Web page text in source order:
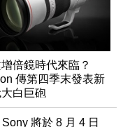
倍鏡時代來臨？
傳第四季末發表新
白巨砲
將於 8 月 4 日